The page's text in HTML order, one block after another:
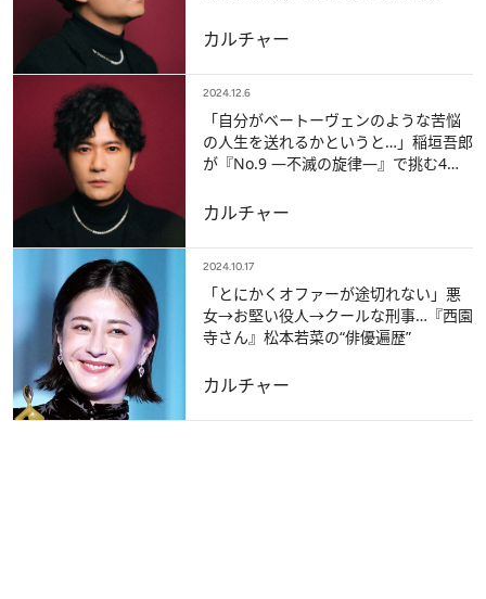
カルチャー
2024.12.6
「自分がベートーヴェンのような苦悩
の人生を送れるかというと…」稲垣吾郎
が『No.9 ―不滅の旋律―』で挑む4度
カルチャー
2024.10.17
「とにかくオファーが途切れない」悪
女→お堅い役人→クールな刑事…『西園
寺さん』松本若菜の“俳優遍歴”
カルチャー